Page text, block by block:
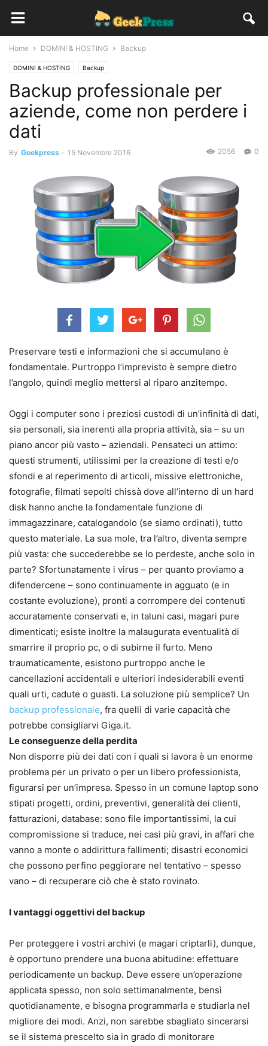
Home DOMINI & HOSTING Backup
DOMINI & HOSTING Backup
Backup professionale per
aziende, come non perdere i
dati
By Geekpress - 15 Novembre 2016 0
2056
Preservare testi e informazioni che si accumulano è
fondamentale. Purtroppo l’imprevisto è sempre dietro
l’angolo, quindi meglio mettersi al riparo anzitempo.
Oggi i computer sono i preziosi custodi di un’infinità di dati,
sia personali, sia inerenti alla propria attività, sia – su un
piano ancor più vasto – aziendali. Pensateci un attimo:
questi strumenti, utilissimi per la creazione di testi e/o
sfondi e al reperimento di articoli, missive elettroniche,
fotografie, filmati sepolti chissà dove all’interno di un hard
disk hanno anche la fondamentale funzione di
immagazzinare, catalogandolo (se siamo ordinati), tutto
questo materiale. La sua mole, tra l’altro, diventa sempre
più vasta: che succederebbe se lo perdeste, anche solo in
parte? Sfortunatamente i virus – per quanto proviamo a
difendercene – sono continuamente in agguato (e in
costante evoluzione), pronti a corrompere dei contenuti
accuratamente conservati e, in taluni casi, magari pure
dimenticati; esiste inoltre la malaugurata eventualità di
smarrire il proprio pc, o di subirne il furto. Meno
traumaticamente, esistono purtroppo anche le
cancellazioni accidentali e ulteriori indesiderabili eventi
quali urti, cadute o guasti. La soluzione più semplice? Un
backup professionale, fra quelli di varie capacità che
potrebbe consigliarvi Giga.it.
Le conseguenze della perdita
Non disporre più dei dati con i quali si lavora è un enorme
problema per un privato o per un libero professionista,
figurarsi per un’impresa. Spesso in un comune laptop sono
stipati progetti, ordini, preventivi, generalità dei clienti,
fatturazioni, database: sono file importantissimi, la cui
compromissione si traduce, nei casi più gravi, in affari che
vanno a monte o addirittura fallimenti; disastri economici
che possono perfino peggiorare nel tentativo – spesso
vano – di recuperare ciò che è stato rovinato.
I vantaggi oggettivi del backup
Per proteggere i vostri archivi (e magari criptarli), dunque,
è opportuno prendere una buona abitudine: effettuare
periodicamente un backup. Deve essere un’operazione
applicata spesso, non solo settimanalmente, bensì
quotidianamente, e bisogna programmarla e studiarla nel
migliore dei modi. Anzi, non sarebbe sbagliato sincerarsi
se il sistema prescelto sia in grado di monitorare